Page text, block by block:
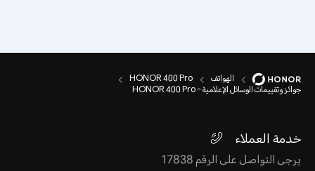
الهواتف HONOR 400 Pro
جوائز وتقييمات الوسائل الإعلامية - HONOR 400 Pro
خدمة العملاء
يرجى التواصل على الرقم 17838